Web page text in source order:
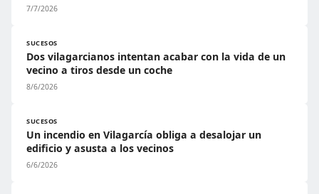
7/7/2026
SUCESOS
Dos vilagarcianos intentan acabar con la vida de un
vecino a tiros desde un coche
8/6/2026
SUCESOS
Un incendio en Vilagarcía obliga a desalojar un
edificio y asusta a los vecinos
6/6/2026